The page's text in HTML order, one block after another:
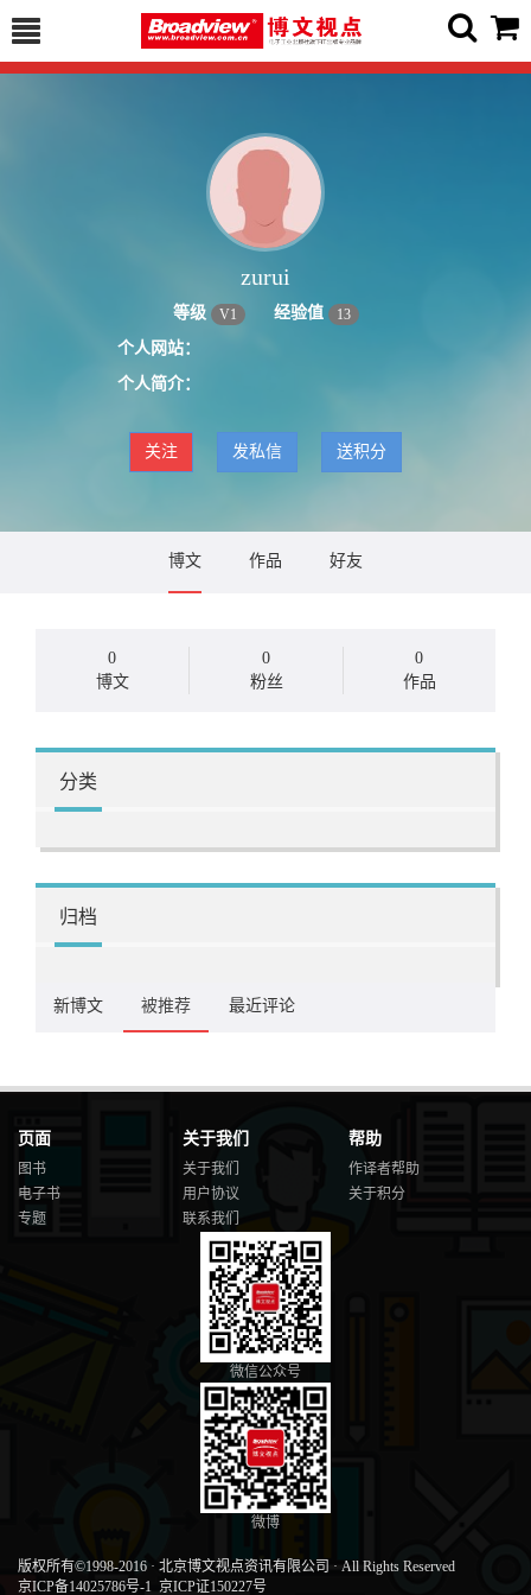
zurui
等级 V1 经验值 13
个人网站：
个人简介：
关注 发私信 送积分
博文 作品 好友
0
博文
0
粉丝
0
作品
分类
归档
新博文 被推荐 最近评论
页面
图书
电子书
专题
关于我们
关于我们
用户协议
联系我们
帮助
作译者帮助
关于积分
微信公众号
微博
版权所有©1998-2016 · 北京博文视点资讯有限公司 · All Rights Reserved
京ICP备14025786号-1 京ICP证150227号